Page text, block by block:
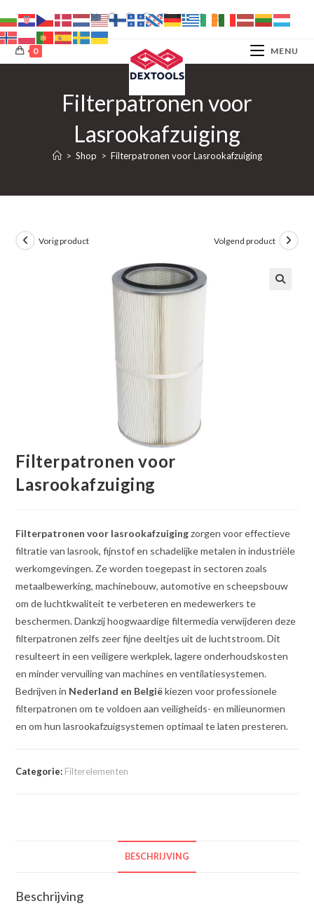
naar
inhoud
0 MENU
Filterpatronen voor
Lasrookafzuiging
> Shop > Filterpatronen voor Lasrookafzuiging
Vorig product Volgend product
Filterpatronen voor
Lasrookafzuiging
Filterpatronen voor lasrookafzuigingzorgen voor effectieve
filtratie van lasrook, fijnstof en schadelijke metalen in industriële
werkomgevingen. Ze worden toegepast in sectoren zoals
metaalbewerking, machinebouw, automotive en scheepsbouw
om de luchtkwaliteit te verbeteren en medewerkers te
beschermen. Dankzij hoogwaardige filtermedia verwijderen deze
filterpatronen zelfs zeer fijne deeltjes uit de luchtstroom. Dit
resulteert in een veiligere werkplek, lagere onderhoudskosten
en minder vervuiling van machines en ventilatiesystemen.
Bedrijven in Nederland en Belgiëkiezen voor professionele
filterpatronen om te voldoen aan veiligheids- en milieunormen
en om hun lasrookafzuigsystemen optimaal te laten presteren.
Categorie: Filterelementen
BESCHRIJVING
Beschrijving